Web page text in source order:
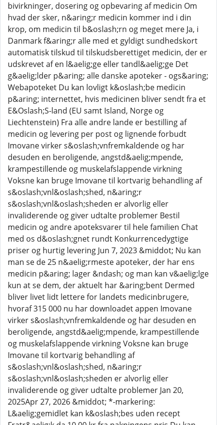
bivirkninger, dosering og opbevaring af medicin Om
hvad der sker, n&aring;r medicin kommer ind i din
krop, om medicin til b&oslash;rn og meget mere Ja, i
Danmark f&aring;r alle med et gyldigt sundhedskort
automatisk tilskud til tilskudsberettiget medicin, der er
udskrevet af en l&aelig;ge eller tandl&aelig;ge Det
g&aelig;lder p&aring; alle danske apoteker - ogs&aring;
Webapoteket Du kan lovligt k&oslash;be medicin
p&aring; internettet, hvis medicinen bliver sendt fra et
E&Oslash;S-land (EU samt Island, Norge og
Liechtenstein) Fra alle andre lande er bestilling af
medicin og levering per post og lignende forbudt
Imovane virker s&oslash;vnfremkaldende og har
desuden en beroligende, angstd&aelig;mpende,
krampestillende og muskelafslappende virkning
Voksne kan bruge Imovane til kortvarig behandling af
s&oslash;vnl&oslash;shed, n&aring;r
s&oslash;vnl&oslash;sheden er alvorlig eller
invaliderende og giver udtalte problemer Bestil
medicin og andre apoteksvarer til hele familien Chat
med os d&oslash;gnet rundt Konkurrencedygtige
priser og hurtig levering Jun 7, 2023 &middot; Nu kan
man se de 25 n&aelig;rmeste apoteker, der har ens
medicin p&aring; lager &ndash; og man kan v&aelig;lge
kun at se dem, der aktuelt har &aring;bent Dermed
bliver livet lidt lettere for landets medicinbrugere,
hvoraf 315 000 nu har downloadet appen Imovane
virker s&oslash;vnfremkaldende og har desuden en
beroligende, angstd&aelig;mpende, krampestillende
og muskelafslappende virkning Voksne kan bruge
Imovane til kortvarig behandling af
s&oslash;vnl&oslash;shed, n&aring;r
s&oslash;vnl&oslash;sheden er alvorlig eller
invaliderende og giver udtalte problemer Jan 20,
2025Apr 27, 2026 &middot; *-markering:
L&aelig;gemidlet kan k&oslash;bes uden recept